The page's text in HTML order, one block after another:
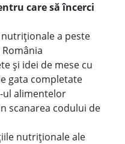
care să încerci
a peste
și idei de mese cu
gata completate
ul alimentelor
scanarea codului de
nutriționale ale